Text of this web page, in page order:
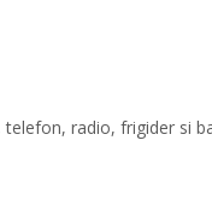
radio, frigider si